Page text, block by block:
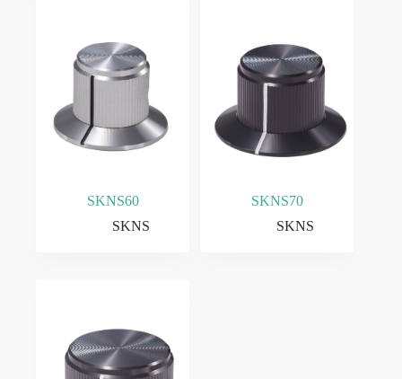
SKNS60
SKNS
SKNS70
SKNS